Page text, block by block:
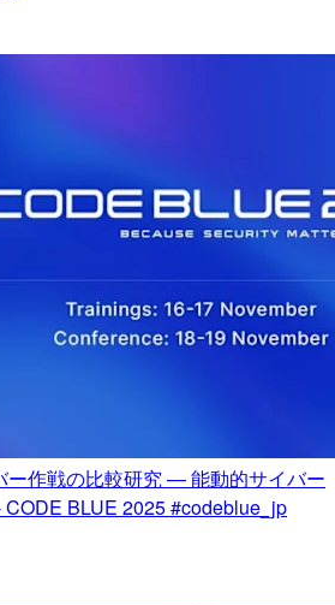
ー作戦の比較研究 — 能動的サイバー
BLUE 2025 #codeblue_jp